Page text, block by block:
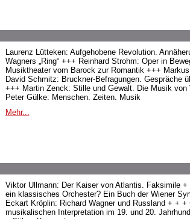
Laurenz Lütteken: Aufgehobene Revolution.
Wagners „Ring“ +++ Reinhard Strohm: Oper in
Musiktheater vom Barock zur Romantik +++
David Schmitz: Bruckner-Befragungen. Gespräche
+++ Martin Zenck: Stille und Gewalt. Die Musik von
Peter Gülke: Menschen. Zeiten. Musik
Mehr...
Viktor Ullmann: Der Kaiser von Atlantis. Faksimile
ein klassisches Orchester? Ein Buch der Wiener
Eckart Kröplin: Richard Wagner und Russland + + +
musikalischen Interpretation im 19. und 20.